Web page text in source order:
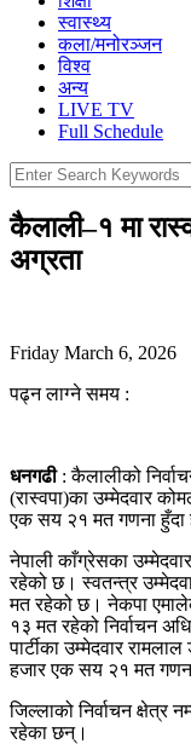
स्वास्थ्य
कला/मनोरञ्जन
विश्व
अन्य
LIVE TV
Full Schedule
कैलाली–१ मा
अग्रता
Friday March 6, 2026
पढ्न लाग्ने समय :
धनगढी: कैलालीको
(रास्वपा)का उम्मेदवार
एक सय २१ मत गणना हुँदा
नेपाली काँग्रेसका
रहेको छ। स्वतन्त्र
मत रहेको छ। नेकपा
१३ मत रहेको निर्वाचन
पार्टीका उम्मेदवार
हजार एक सय २१ मत
जिल्लाको निर्वाचन
रहेका छन्।